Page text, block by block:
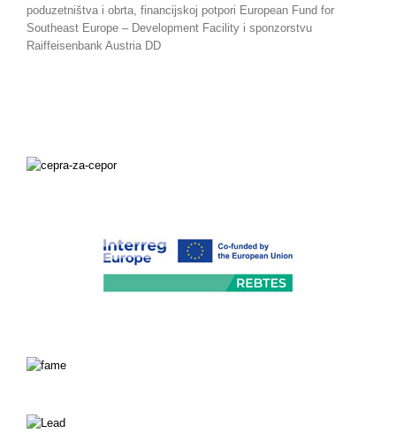
poduzetništva i obrta, financijskoj potpori European Fund for
Southeast Europe – Development Facility i sponzorstvu
Raiffeisenbank Austria DD